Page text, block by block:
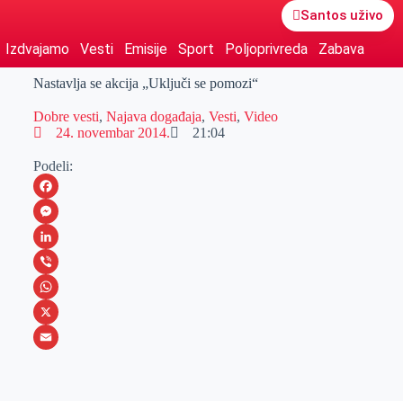
Santos uživo
Izdvajamo Vesti Emisije Sport Poljoprivreda Zabava
Nastavlja se akcija „Uključi se pomozi“
Dobre vesti, Najava događaja, Vesti, Video
24. novembar 2014.
21:04
Podeli:
F
a
c
e
b
o
M
e
s
s
e
L
i
n
k
V
i
b
W
h
X